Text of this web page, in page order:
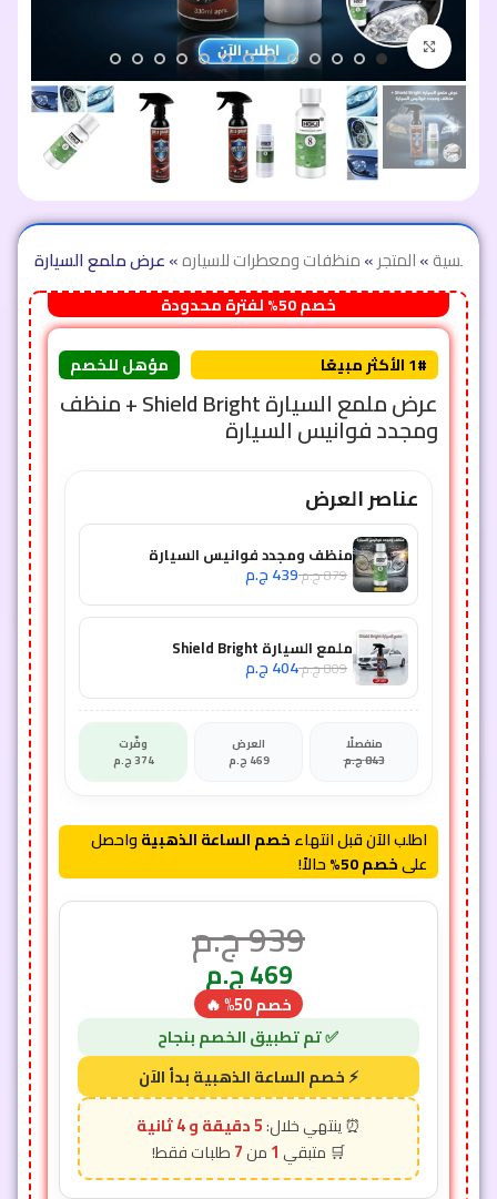
اضغط للتكبير
الرئيسية»المتجر»منظفات ومعطرات للسياره»
خصم 50% لفترة محدودة
1# الأكثر مبيعًا مؤهل للخصم
عرض ملمع السيارة Shield Bright + منظف
ومجدد فوانيس السيارة
عناصر العرض
منظف ومجدد فوانيس السيارة
879ج.م439ج.م
ملمع السيارة Shield Bright
809ج.م404ج.م
منفصلًا
843ج.م
العرض
469 ج.م
وفّرت
374ج.م
اطلب الآن قبل انتهاءخصم الساعة الذهبيةواحصل
علىخصم 50% حالاً!
939ج.م
469ج.م
خصم 50% 🔥
5 دقيقة و 2 ثانية
1
7